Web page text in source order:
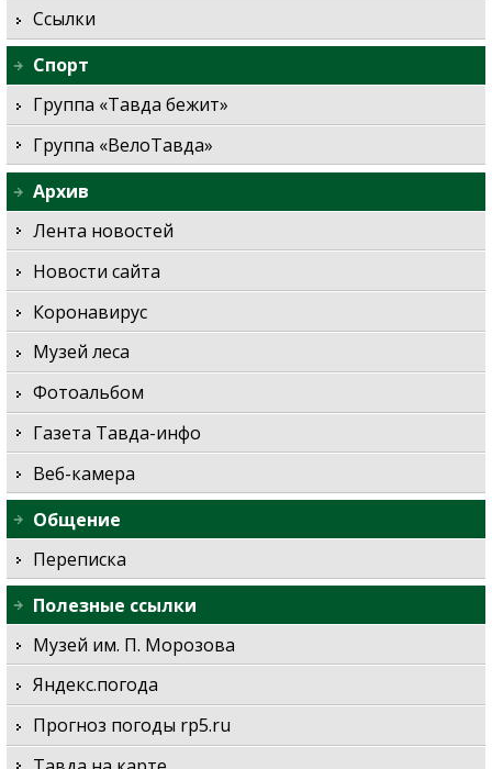
Ссылки
Спорт
Группа «Тавда бежит»
Группа «ВелоТавда»
Архив
Лента новостей
Новости сайта
Коронавирус
Музей леса
Фотоальбом
Газета Тавда-инфо
Веб-камера
Общение
Переписка
Полезные ссылки
Музей им. П. Морозова
Яндекс.погода
Прогноз погоды rp5.ru